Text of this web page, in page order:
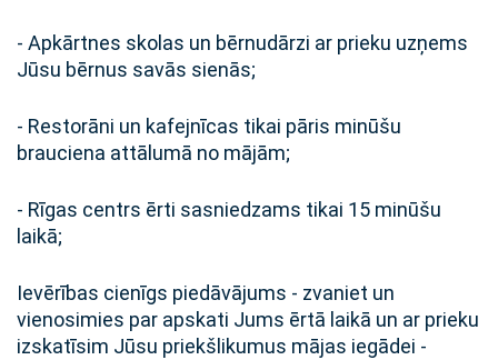
- Apkārtnes skolas un bērnudārzi ar prieku uzņems
Jūsu bērnus savās sienās;
- Restorāni un kafejnīcas tikai pāris minūšu
brauciena attālumā no mājām;
- Rīgas centrs ērti sasniedzams tikai 15 minūšu
laikā;
Ievērības cienīgs piedāvājums - zvaniet un
vienosimies par apskati Jums ērtā laikā un ar prieku
izskatīsim Jūsu priekšlikumus mājas iegādei -